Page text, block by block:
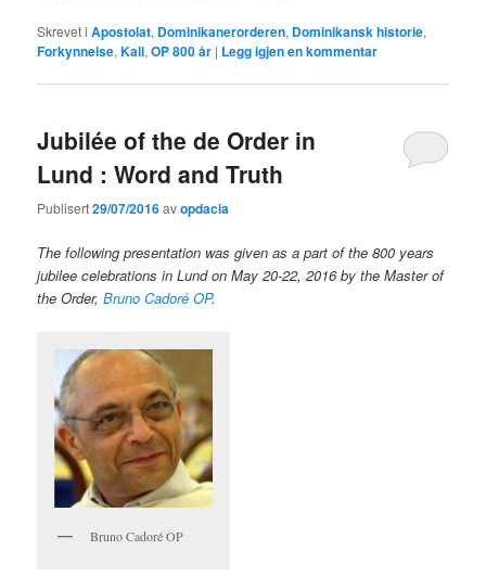
Skrevet i Apostolat, Dominikanerorderen, Dominikansk historie,
Forkynnelse,Kall,OP 800 år | Legg igjen en kommentar
Jubilée of the de Order in
Lund : Word and Truth
Publisert29/07/2016avopdacia
The following presentation was given as a part of the 800 years
jubilee celebrations in Lund on May 20-22, 2016 by the Master of
the Order,Bruno Cadoré OP.
Bruno Cadoré OP